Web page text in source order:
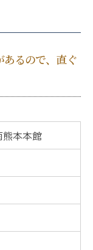
るので、直ぐ
熊本本館